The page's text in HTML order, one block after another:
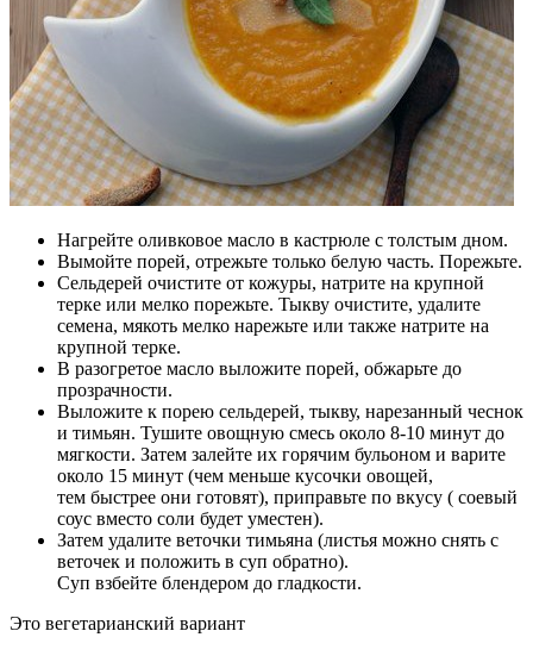
Нагрейте оливковое масло в кастрюле с толстым дном.
Вымойте порей, отрежьте только белую часть. Порежьте.
Сельдерей очистите от кожуры, натрите на крупной
терке или мелко порежьте. Тыкву очистите, удалите
семена, мякоть мелко нарежьте или также натрите на
крупной терке.
В разогретое масло выложите порей, обжарьте до
прозрачности.
Выложите к порею сельдерей, тыкву, нарезанный чеснок
и тимьян. Тушите овощную смесь около 8-10 минут до
мягкости. Затем залейте их горячим бульоном и варите
около 15 минут (чем меньше кусочки овощей,
тем быстрее они готовят), приправьте по вкусу ( соевый
соус вместо соли будет уместен).
Затем удалите веточки тимьяна (листья можно снять с
веточек и положить в суп обратно).
Суп взбейте блендером до гладкости.
Это вегетарианский вариант